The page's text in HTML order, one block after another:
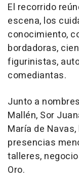
El recorrido
escena, los
conocimiento,
bordadoras,
figurinistas,
comediantas.
Junto a
Mallén, Sor
María de
presencias
talleres,
Oro.